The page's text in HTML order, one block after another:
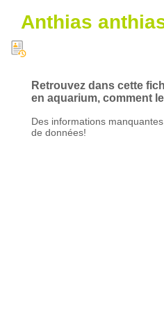
Anthias
Retrouvez dans cette
en aquarium, comment
Des informations
de données!